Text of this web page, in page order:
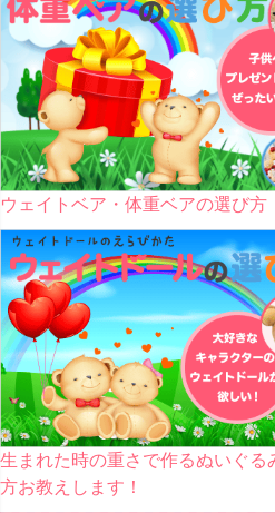
ウェイトベア・体重ベアの選び方
生まれた時の重さで作るぬいぐ
方お教えします！